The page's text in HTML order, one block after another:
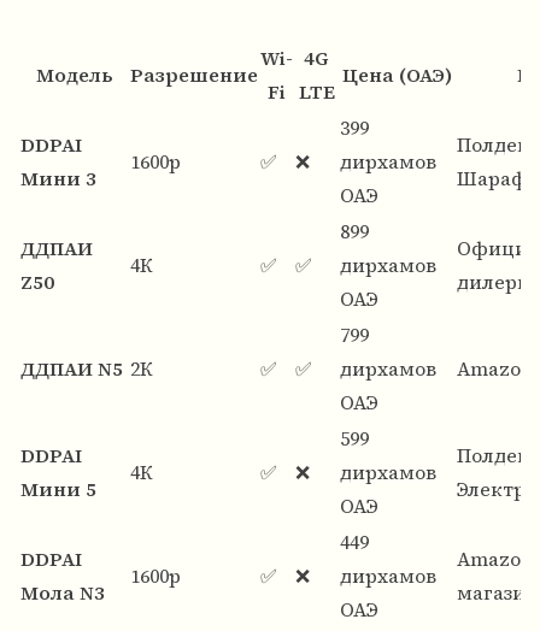
Модель Разрешение
Wi-
Fi
4G
LTE
Цена (ОАЭ)
DDPAI
Мини 3
1600p ✅ ❌
399
дирхамов
ОАЭ
Шараф
ДДПАИ
Z50
4К ✅ ✅
899
дирхамов
ОАЭ
ДДПАИ N5 2К ✅ ✅
799
дирхамов
ОАЭ
DDPAI
Мини 5
4К ✅ ❌
599
дирхамов
ОАЭ
DDPAI
Мола N3
1600p ✅ ❌
449
дирхамов
ОАЭ